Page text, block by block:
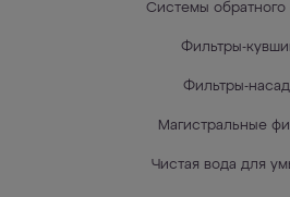
Системы обратного
Фильтры-
Фильтры-
Магистральные
Чистая вода для